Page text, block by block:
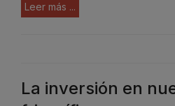
Leer más ...
La inversión en